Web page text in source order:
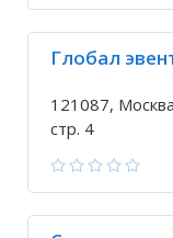
Глобал
121087,
стр. 4